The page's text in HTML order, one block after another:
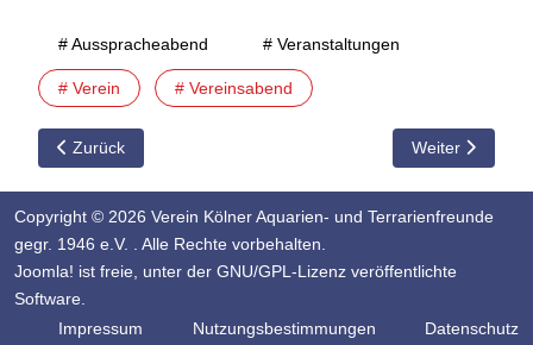
# Ausspracheabend # Veranstaltungen
# Verein # Vereinsabend
Vorheriger Beitrag: 10.08.2023 Ausspracheabend
Zurück Nächster
Weiter
Copyright © 2026 Verein Kölner Aquarien- und Terrarienfreunde
gegr. 1946 e.V. . Alle Rechte vorbehalten.
Joomla! ist freie, unter der GNU/GPL-Lizenz veröffentlichte
Software.
Impressum
Nutzungsbestimmungen Datenschutz